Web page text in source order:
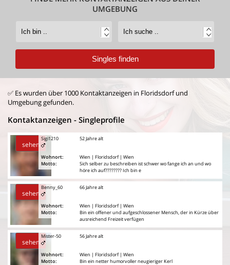
UMGEBUNG
✅ Es wurden über 1000 Kontaktanzeigen in Floridsdorf und
Umgebung gefunden.
Kontaktanzeigen - Singleprofile
sehen
Sigi1210
Wohnort:
Motto:
52 Jahre alt
Wien | Floridsdorf | Wien
Sich selber zu beschreiben ist schwer wo fange ich an und wo
höre ich auf???????? Ich bin e
sehen
Benny_60
Wohnort:
Motto:
66 Jahre alt
Wien | Floridsdorf | Wien
Bin ein offener und aufgeschlossener Mensch, der in Kürze über
ausreichend Freizeit verfügen
sehen
Mister-50
Wohnort:
Motto:
56 Jahre alt
Wien | Floridsdorf | Wien
Bin ein netter humorvoller neugieriger Kerl